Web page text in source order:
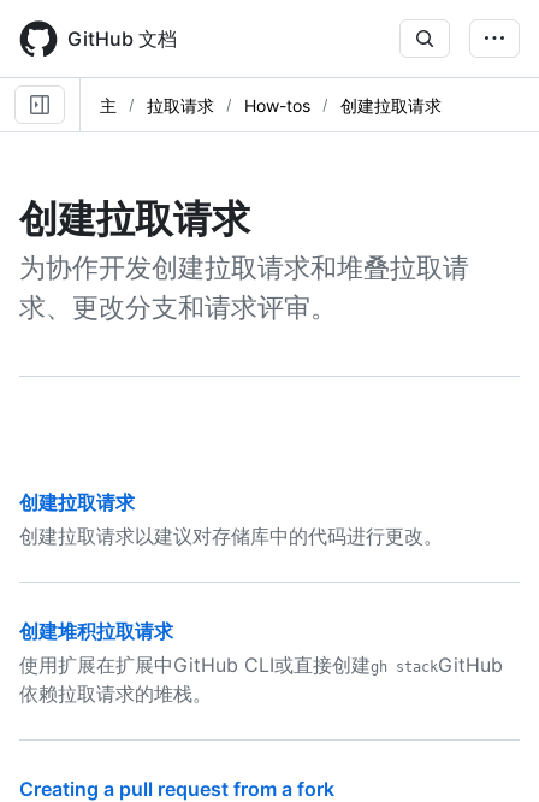
main
content
GitHub 文档
主 拉取请求 How-tos 创建拉取请求
创建拉取请求
为协作开发创建拉取请求和堆叠拉取请
求、更改分支和请求评审。
创建拉取请求
创建拉取请求以建议对存储库中的代码进行更改。
创建堆积拉取请求
使用扩展在扩展中GitHub CLI或直接创建gh stackGitHub
依赖拉取请求的堆栈。
Creating a pull request from a fork